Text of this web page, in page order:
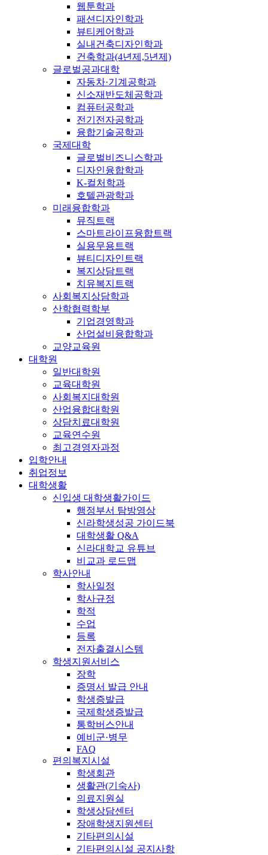
웹툰학과
패션디자인학과
뷰티케어학과
실내건축디자인학과
건축학과(4년제,5년제)
글로벌공과대학
자동차·기계공학과
신소재반도체공학과
컴퓨터공학과
전기전자공학과
융합기술공학과
국제대학
글로벌비즈니스학과
디자인융합학과
K-컬처학과
호텔관광학과
미래융합학과
뮤직트랙
스마트라이프융합트랙
실용무용트랙
뷰티디자인트랙
복지상담트랙
치유복지트랙
사회복지상담학과
산학협력학부
기업경영학과
산업설비융합학과
교양교육원
대학원
일반대학원
교육대학원
사회복지대학원
산업융합대학원
상담치료대학원
교육연수원
최고경영자과정
입학안내
취업정보
대학생활
신입생 대학생활가이드
행정부서 탐방영상
신라학생성공 가이드북
대학생활 Q&A
신라대학교 유튜브
비교과 로드맵
학사안내
학사일정
학사규정
학적
수업
등록
전자출결시스템
학생지원서비스
장학
증명서 발급 안내
학생증발급
국제학생증발급
통학버스안내
예비군·병무
FAQ
편의복지시설
학생회관
생활관(기숙사)
의료지원실
학생상담센터
장애학생지원센터
기타편의시설
기타편의시설 공지사항